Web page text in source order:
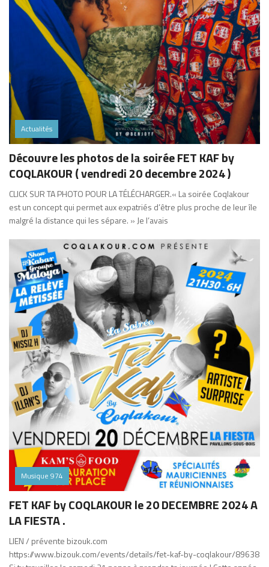
Actualités
Découvre les photos de la soirée FET KAF by
COQLAKOUR ( vendredi 20 decembre 2024 )
CLICK SUR TA PHOTO POUR LA TÉLÉCHARGER.« La soirée Coqlakour
est un concept qui permet aux expatriés d’être plus proche de leur île
malgré la distance qui les sépare. » Je l’avais
Musique 974
FET KAF by COQLAKOUR le 20 DECEMBRE 2024 A
LA FIESTA .
LIEN / prévente bizouk.com
https://www.bizouk.com/events/details/fet-kaf-by-coqlakour/89638